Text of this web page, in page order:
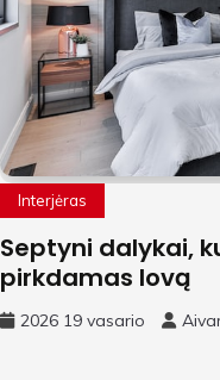
Interjėras
Septyni dalykai,
pirkdamas lovą
2026 19 vasario